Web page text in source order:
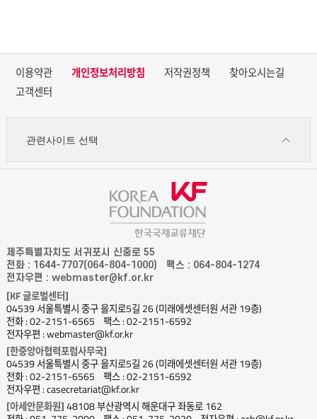
이용약관 개인정보처리방침 저작권정책
찾아오시는길
고객센터
관련사이트 선택
제주특별자치도 서귀포시 신중로 55
전화 : 1644-7707(064-804-1000)
팩스 : 064-804-1274
전자우편 : webmaster@kf.or.kr
[KF 글로벌센터]
04539 서울특별시 중구 을지로5길 26 (미래에셋센터원 서관 19층)
전화 : 02-2151-6565
팩스 : 02-2151-6592
전자우편 : webmaster@kf.or.kr
[한중앙아협력포럼사무국]
04539 서울특별시 중구 을지로5길 26 (미래에셋센터원 서관 19층)
전화 : 02-2151-6565
팩스 : 02-2151-6592
전자우편 : casecretariat@kf.or.kr
[아세안문화원] 48108 부산광역시 해운대구 좌동로 162